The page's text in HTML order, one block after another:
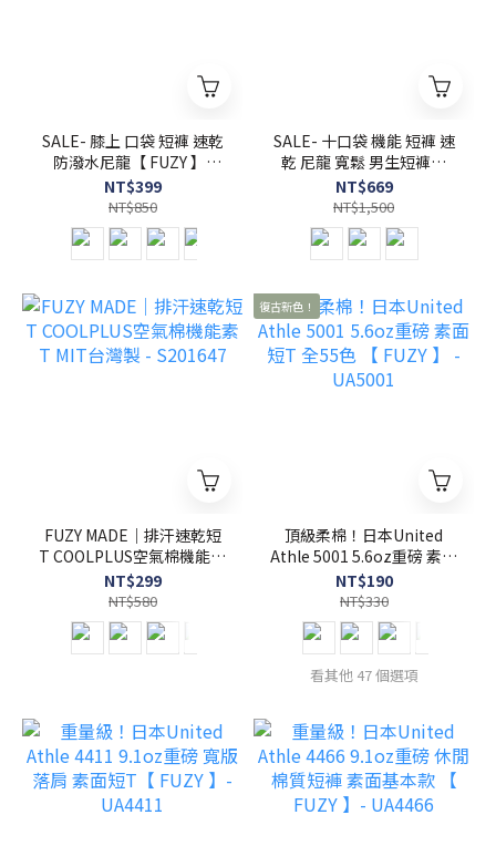
SALE- 膝上 口袋 短褲 速乾
防潑水尼龍【 FUZY 】-
P202534
NT$399
NT$850
SALE- 十口袋 機能 短褲 速
乾 尼龍 寬鬆 男生短褲【
FUZY 】- P202537
NT$669
NT$1,500
FUZY MADE｜排汗速乾短
T COOLPLUS空氣棉機能素
T MIT台灣製 - S201647
NT$299
NT$580
復古新色！
頂級柔棉！日本United
Athle 5001 5.6oz重磅 素面
短T 全55色 【 FUZY 】 -
UA5001
NT$190
NT$330
看其他 47 個選項